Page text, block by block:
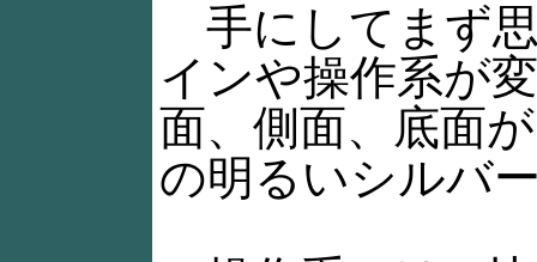
手にしてまず
インや操作系が
面、側面、底面
の明るいシルバ